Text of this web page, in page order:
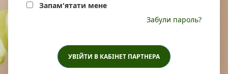
Запам'ятати мене
Забули пароль?
УВІЙТИ В КАБІНЕТ ПАРТНЕРА